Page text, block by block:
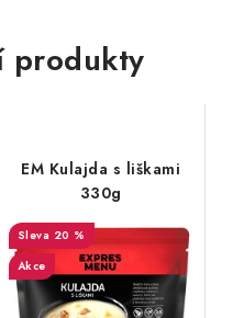
produkty
EM Kulajda s liškami
330g
20 %
Akce